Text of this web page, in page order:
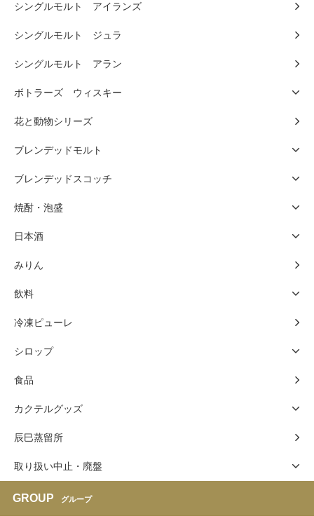
シングルモルト アイランズ
シングルモルト ジュラ
シングルモルト アラン
ボトラーズ ウィスキー
花と動物シリーズ
ブレンデッドモルト
ブレンデッドスコッチ
焼酎・泡盛
日本酒
みりん
飲料
冷凍ピューレ
シロップ
食品
カクテルグッズ
辰巳蒸留所
取り扱い中止・廃盤
GROUP グループ